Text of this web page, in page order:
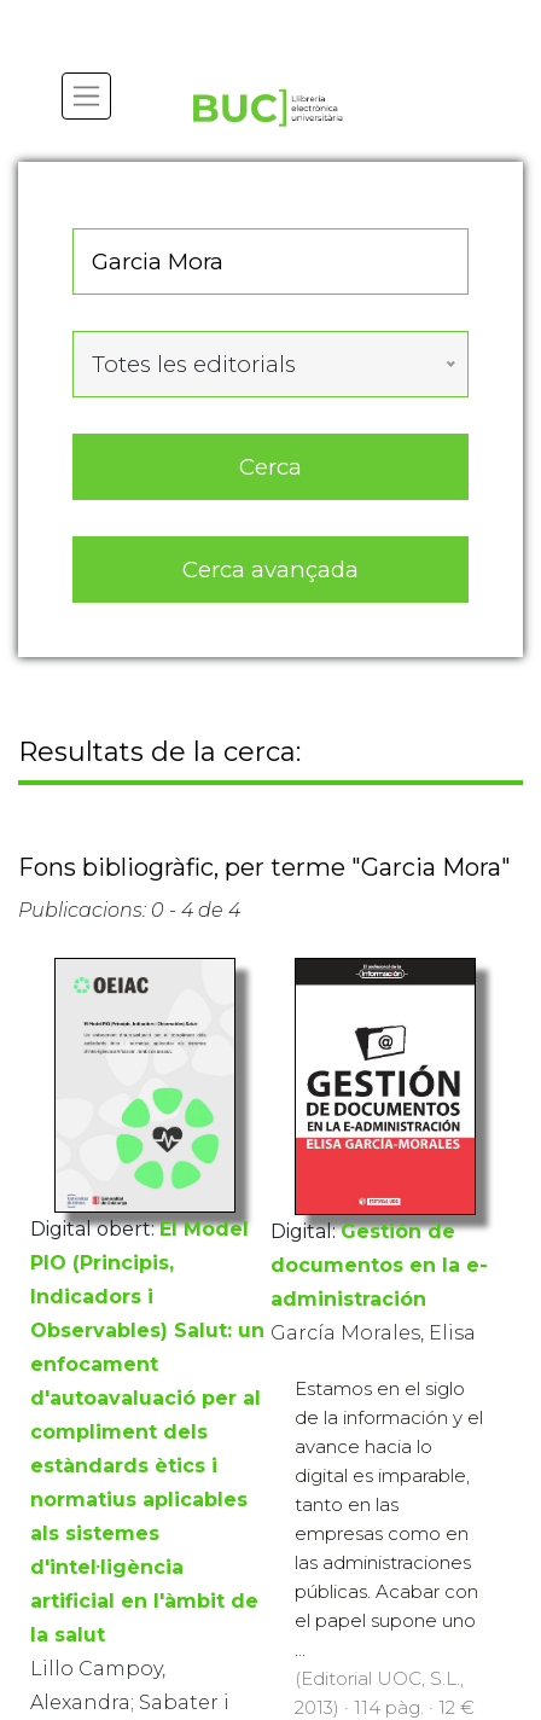
Totes les editorials
Cerca
Cerca avançada
Resultats de la cerca:
Fons bibliogràfic, per terme "Garcia Mora"
Publicacions: 0 - 4 de 4
Digital obert: El Model
PIO (Principis,
Indicadors i
Observables) Salut: un
enfocament
d'autoavaluació per al
compliment dels
estàndards ètics i
normatius aplicables
als sistemes
d'intel·ligència
artificial en l'àmbit de
la salut
Lillo Campoy,
Alexandra; Sabater i
Digital: Gestión de
documentos en la e-
administración
García Morales, Elisa
Estamos en el siglo
de la información y el
avance hacia lo
digital es imparable,
tanto en las
empresas como en
las administraciones
públicas. Acabar con
el papel supone uno
(Editorial UOC, S.L.,
2013) · 114 pàg. · 12 €